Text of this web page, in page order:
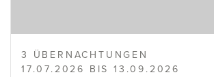
3 ÜBERNACHTUNGEN
17.07.2026 BIS 13.09.2026